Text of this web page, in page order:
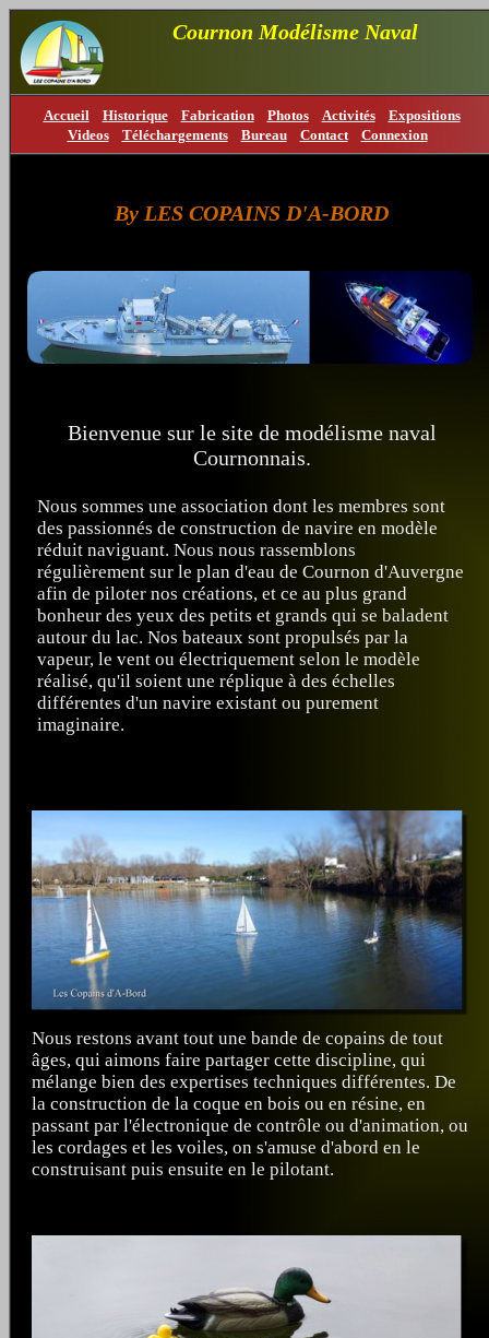
Cournon Modélisme Naval
Accueil Historique Fabrication Photos Activités
Expositions
Videos
Téléchargements Bureau Contact Connexion
By LES COPAINS D'A-BORD
Bienvenue sur le site de modélisme naval
Cournonnais.
Nous sommes une association dont les membres sont
des passionnés de construction de navire en modèle
réduit naviguant. Nous nous rassemblons
régulièrement sur le plan d'eau de Cournon d'Auvergne
afin de piloter nos créations, et ce au plus grand
bonheur des yeux des petits et grands qui se baladent
autour du lac. Nos bateaux sont propulsés par la
vapeur, le vent ou électriquement selon le modèle
réalisé, qu'il soient une réplique à des échelles
différentes d'un navire existant ou purement
imaginaire.
Nous restons avant tout une bande de copains de tout
âges, qui aimons faire partager cette discipline, qui
mélange bien des expertises techniques différentes. De
la construction de la coque en bois ou en résine, en
passant par l'électronique de contrôle ou d'animation, ou
les cordages et les voiles, on s'amuse d'abord en le
construisant puis ensuite en le pilotant.